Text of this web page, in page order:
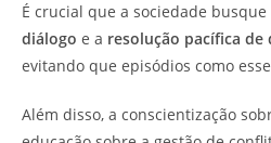
É crucial que a sociedade
diálogo e a resolução pacífica
evitando que episódios como
Além disso, a conscientização